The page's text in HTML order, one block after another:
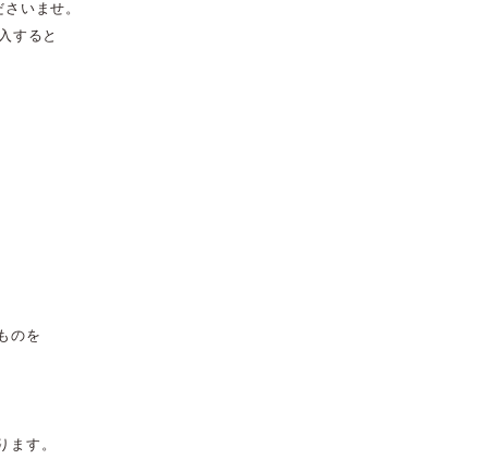
いませ。
すると
のを
す。